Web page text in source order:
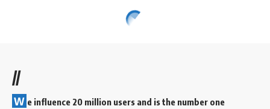
//
W e influence 20 million users and is the number one